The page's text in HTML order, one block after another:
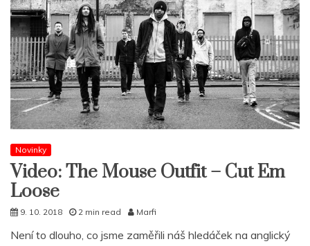
Novinky
Video: The Mouse Outfit – Cut Em
Loose
9. 10. 2018 2 min read Marfi
Není to dlouho, co jsme zaměřili náš hledáček na anglický